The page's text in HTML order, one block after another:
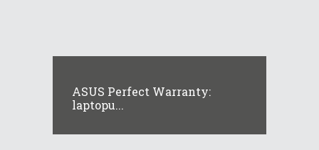
ASUS Perfect Warranty:
laptopu...